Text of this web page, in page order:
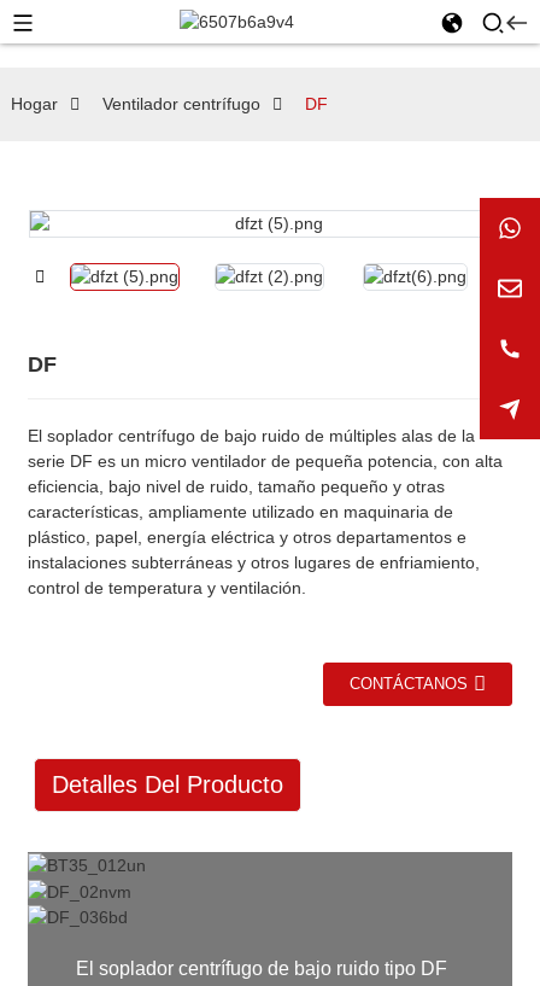
Hogar Ventilador centrífugo DF
DF
El soplador centrífugo de bajo ruido de múltiples alas de la
serie DF es un micro ventilador de pequeña potencia, con alta
eficiencia, bajo nivel de ruido, tamaño pequeño y otras
características, ampliamente utilizado en maquinaria de
plástico, papel, energía eléctrica y otros departamentos e
instalaciones subterráneas y otros lugares de enfriamiento,
control de temperatura y ventilación.
CONTÁCTANOS
Detalles Del Producto
El soplador centrífugo de bajo ruido tipo DF